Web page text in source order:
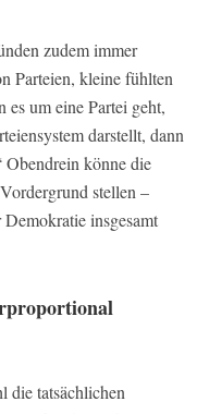
zudem immer
Parteien, kleine fühlten
um eine Partei geht,
darstellt, dann
Obendrein könne die
stellen –
insgesamt
die tatsächlichen